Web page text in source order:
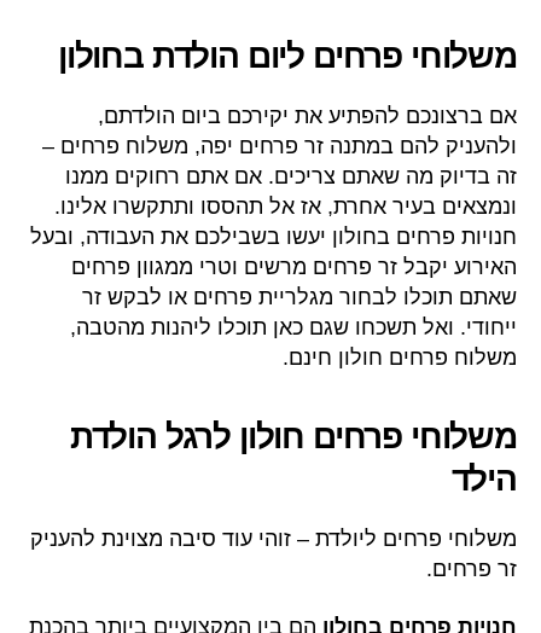
משלוחי פרחים ליום הולדת בחולון
אם ברצונכם להפתיע את יקירכם ביום הולדתם,
ולהעניק להם במתנה זר פרחים יפה, משלוח פרחים –
זה בדיוק מה שאתם צריכים. אם אתם רחוקים ממנו
ונמצאים בעיר אחרת, אז אל תהססו ותתקשרו אלינו.
חנויות פרחים בחולון יעשו בשבילכם את העבודה, ובעל
האירוע יקבל זר פרחים מרשים וטרי ממגוון פרחים
שאתם תוכלו לבחור מגלריית פרחים או לבקש זר
ייחודי. ואל תשכחו שגם כאן תוכלו ליהנות מהטבה,
משלוח פרחים חולון חינם.
משלוחי פרחים חולון לרגל הולדת
הילד
משלוחי פרחים ליולדת – זוהי עוד סיבה מצוינת להעניק
זר פרחים.
חנויות פרחים בחולון הם בין המקצועיים ביותר בהכנת